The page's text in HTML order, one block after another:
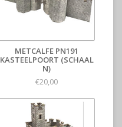
METCALFE PN191
KASTEELPOORT (SCHAAL
N)
€20,00